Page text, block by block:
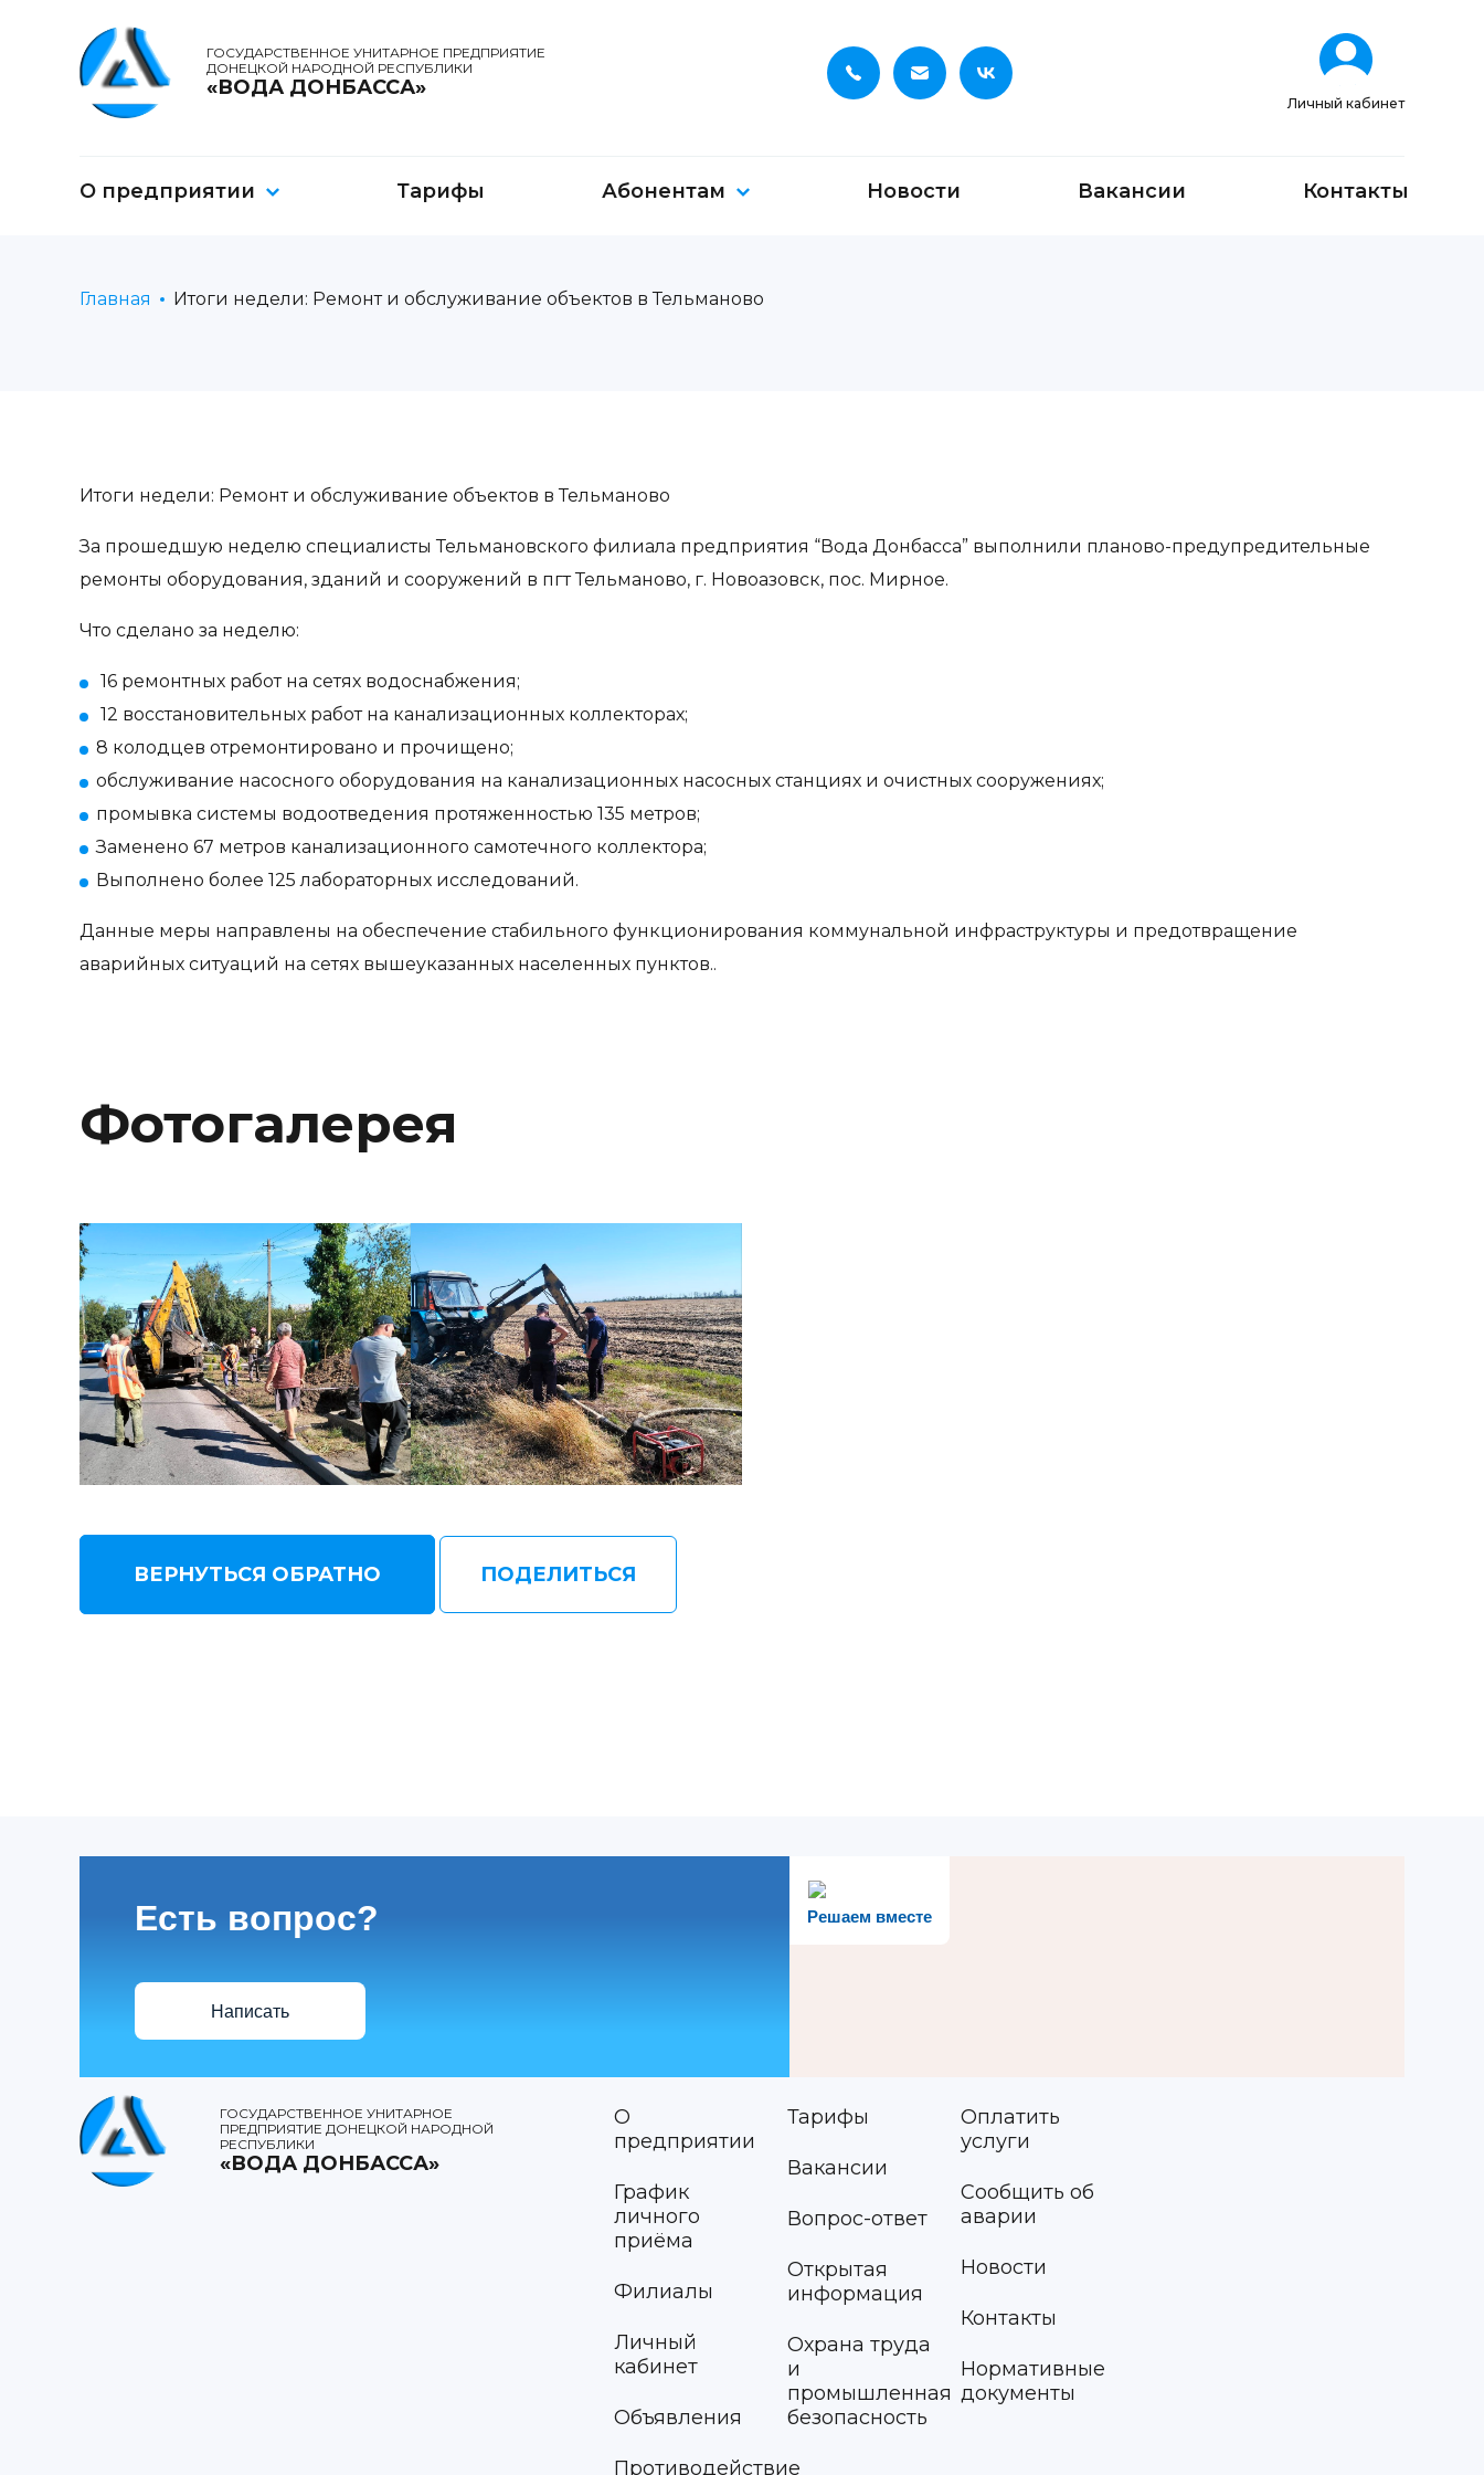
ГОСУДАРСТВЕННОЕ УНИТАРНОЕ ПРЕДПРИЯТИЕ
ДОНЕЦКОЙ НАРОДНОЙ РЕСПУБЛИКИ
«ВОДА ДОНБАССА»
Личный кабинет
О предприятии Тарифы Абонентам Новости Вакансии Контакты
Главная Итоги недели: Ремонт и обслуживание объектов в Тельманово
Итоги недели: Ремонт и обслуживание объектов в Тельманово
За прошедшую неделю специалисты Тельмановского филиала предприятия “Вода Донбасса” выполнили планово-предупредительные
ремонты оборудования, зданий и сооружений в пгт Тельманово, г. Новоазовск, пос. Мирное.
Что сделано за неделю:
16 ремонтных работ на сетях водоснабжения;
12 восстановительных работ на канализационных коллекторах;
8 колодцев отремонтировано и прочищено;
обслуживание насосного оборудования на канализационных насосных станциях и очистных сооружениях;
промывка системы водоотведения протяженностью 135 метров;
Заменено 67 метров канализационного самотечного коллектора;
Выполнено более 125 лабораторных исследований.
Данные меры направлены на обеспечение стабильного функционирования коммунальной инфраструктуры и предотвращение
аварийных ситуаций на сетях вышеуказанных населенных пунктов..
Фотогалерея
ВЕРНУТЬСЯ ОБРАТНО ПОДЕЛИТЬСЯ
Решаем вместе
Есть вопрос?
Написать
ГОСУДАРСТВЕННОЕ УНИТАРНОЕ
ПРЕДПРИЯТИЕ ДОНЕЦКОЙ НАРОДНОЙ
РЕСПУБЛИКИ
«ВОДА ДОНБАССА»
О
предприятии
График
личного
приёма
Филиалы
Личный
кабинет
Объявления
Противодействие
Тарифы
Вакансии
Вопрос-ответ
Открытая
информация
Охрана труда
и
промышленная
безопасность
Оплатить
услуги
Сообщить об
аварии
Новости
Контакты
Нормативные
документы